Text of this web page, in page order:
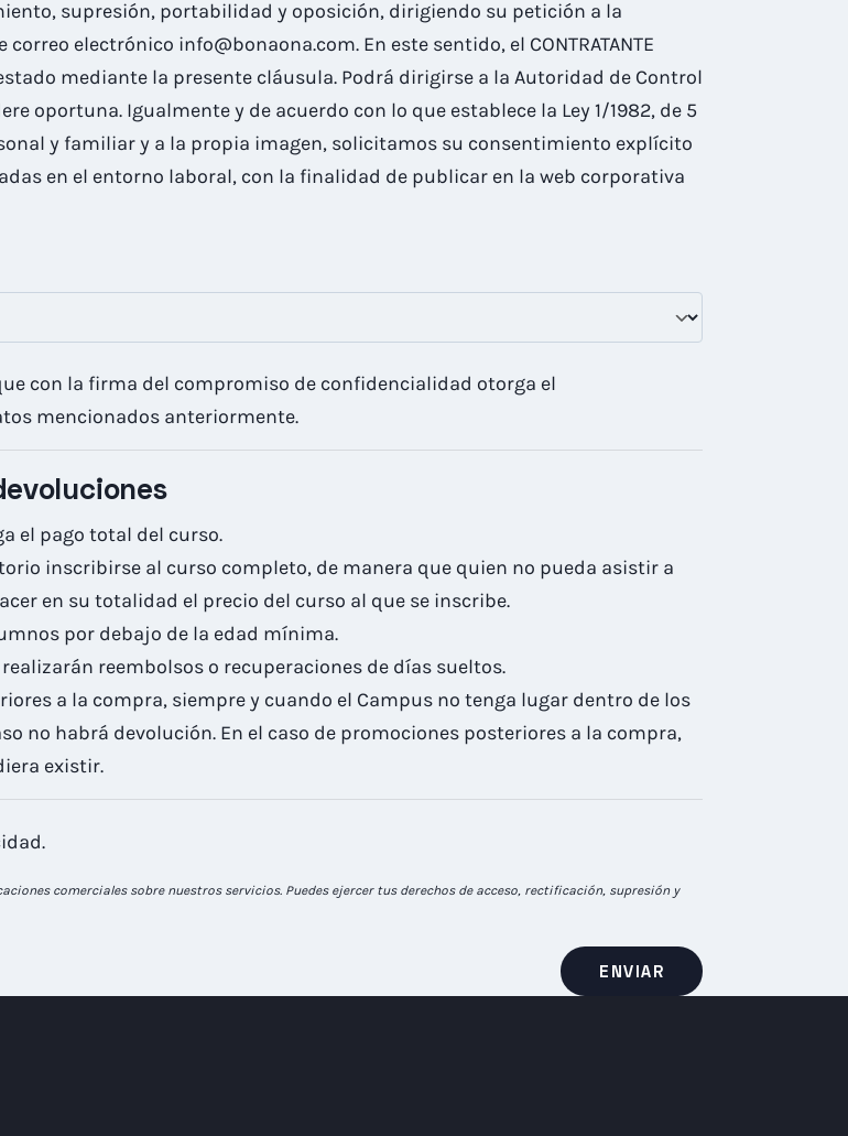
supresión, portabilidad y oposición, dirigiendo su petición a la
electrónico info@bonaona.com. En este sentido, el CONTRATANTE
mediante la presente cláusula. Podrá dirigirse a la Autoridad de Control
oportuna. Igualmente y de acuerdo con lo que establece la Ley 1/1982, de 5
y familiar y a la propia imagen, solicitamos su consentimiento explícito
en el entorno laboral, con la finalidad de publicar en la web corporativa
que con la firma del compromiso de confidencialidad otorga el
mencionados anteriormente.
el pago total del curso.
inscribirse al curso completo, de manera que quien no pueda asistir a
en su totalidad el precio del curso al que se inscribe.
por debajo de la edad mínima.
reembolsos o recuperaciones de días sueltos.
a la compra, siempre y cuando el Campus no tenga lugar dentro de los
no habrá devolución. En el caso de promociones posteriores a la compra,
existir.
comerciales sobre nuestros servicios. Puedes ejercer tus derechos de acceso, rectificación, supresión y
ENVIAR